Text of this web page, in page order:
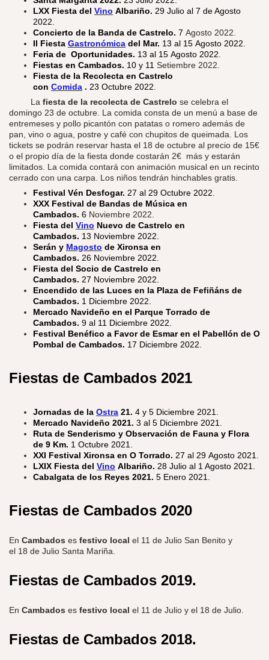
LXX Fiesta del Vino Albariño. 29 Julio al 7 de Agosto
2022.
Concierto de la Banda de Castrelo. 7 Agosto 2022.
II Fiesta Gastronómica del Mar. 13 al 15 Agosto 2022.
Feria de Oportunidades. 13 al 15 Agosto 2022.
Fiestas en Cambados. 10 y 11 Setiembre 2022.
Fiesta de la Recolecta en Castrelo
con Comida . 23 Octubre 2022.
La fiesta de la recolecta de Castrelo se celebra el
domingo 23 de octubre. La comida consta de un menú a base de
entremeses y pollo picantón con patatas o romero además de
pan, vino o agua, postre y café con chupitos de queimada. Los
tickets se podrán reservar hasta el 18 de octubre al precio de 15€
o el propio día de la fiesta donde costarán 2€ más y estarán
limitados. La comida contará con animación musical en un recinto
cerrado con una carpa. Los niños tendrán hinchables gratis.
Festival Vén Desfogar. 27 al 29 Octubre 2022.
XXX Festival de Bandas de Música en
Cambados. 6 Noviembre 2022.
Fiesta del Vino Nuevo de Castrelo en
Cambados. 13 Noviembre 2022.
Serán y Magosto de Xironsa en
Cambados. 26 Noviembre 2022.
Fiesta del Socio de Castrelo en
Cambados. 27 Noviembre 2022.
Encendido de las Luces en la Plaza de Fefiñáns de
Cambados. 1 Diciembre 2022.
Mercado Navideño en el Parque Torrado de
Cambados. 9 al 11 Diciembre 2022.
Festival Benéfico a Favor de Esmar en el Pabellón de O
Pombal de Cambados. 17 Diciembre 2022.
Fiestas de Cambados 2021
Jornadas de la Ostra 21. 4 y 5 Diciembre 2021.
Mercado Navideño 2021. 3 al 5 Diciembre 2021.
Ruta de Senderismo y Observación de Fauna y Flora
de 9 Km. 1 Octubre 2021.
XXI Festival Xironsa en O Torrado. 27 al 29 Agosto 2021.
LXIX Fiesta del Vino Albariño. 28 Julio al 1 Agosto 2021.
Cabalgata de los Reyes 2021. 5 Enero 2021.
Fiestas de Cambados 2020
En Cambados es festivo local el 11 de Julio San Benito y
el 18 de Julio Santa Mariña.
Fiestas de Cambados 2019.
En Cambados es festivo local el 11 de Julio y el 18 de Julio.
Fiestas de Cambados 2018.